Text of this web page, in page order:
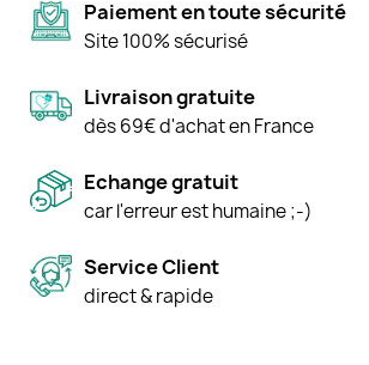
Paiement en toute sécurité
Site 100% sécurisé
Livraison gratuite
dès 69€ d'achat en France
Echange gratuit
car l'erreur est humaine ;-)
Service Client
direct & rapide